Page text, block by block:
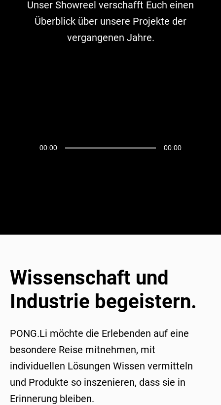
Unser Showreel verschafft Euch einen
Überblick über unsere Projekte der
vergangenen Jahre.
00:00 00:00
Wissenschaft und
Industrie begeistern.
PONG.Li möchte die Erlebenden auf eine
besondere Reise mitnehmen, mit
individuellen Lösungen Wissen vermitteln
und Produkte so inszenieren, dass sie in
Erinnerung bleiben.